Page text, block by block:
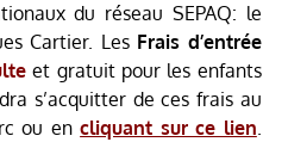
du réseau SEPAQ: le
Cartier. Les Frais d’entrée
et gratuit pour les enfants
s’acquitter de ces frais au
ou encliquant sur ce lien.